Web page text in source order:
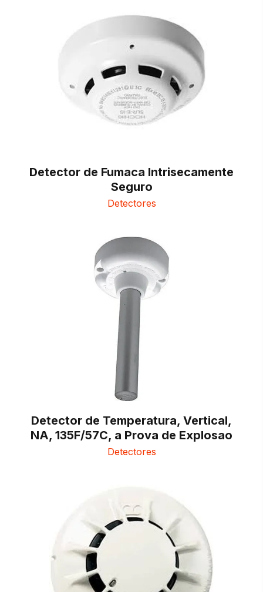
Detector de Fumaca Intrisecamente
Seguro
Detectores
Detector de Temperatura, Vertical,
NA, 135F/57C, a Prova de Explosao
Detectores